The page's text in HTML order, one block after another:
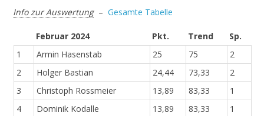
Info zur Auswertung–Gesamte Tabelle
Februar 2024 Pkt. Trend
Sp.
1
Armin Hasenstab 25 75
2
2
Holger Bastian 24,44 73,33
2
3
Christoph Rossmeier 13,89 83,33
1
4
Dominik Kodalle 13,89 83,33
1